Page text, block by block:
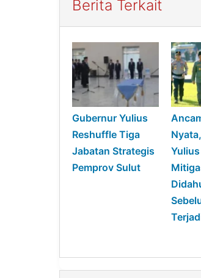
Berita Terkait
Gubernur Yulius
Reshuffle Tiga
Jabatan Strategis
Pemprov Sulut